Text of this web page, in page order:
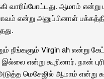
வாரிப்போட்டது. ஆமாம் என்று
என்று அனுப்பினாள்
நீங்களும் Virgin ah என்று
என்று கூறினார். நான்
மெசேஜில் ஆமாம் என்று